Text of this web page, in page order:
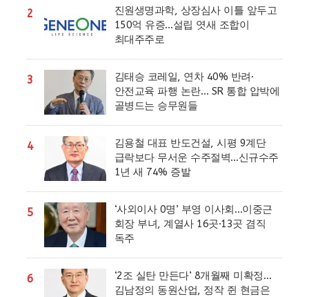
2
진원생명과학, 상장심사 이틀 앞두고
150억 유증…설립 엿새 조합이
최대주주로
3
김태승 코레일, 연차 40% 반려·
안전교육 파행 논란… SR 통합 압박에
골병드는 승무원들
4
김용철 대표 반도건설, 시평 9계단
급락보다 무서운 수주절벽…신규수주
1년 새 74% 증발
5
‘사외이사 0명’ 부영 이사회…이중근
회장 부녀, 계열사 16곳·13곳 겸직
독주
6
‘2조 실탄 만든다’ 8개월째 미확정…
김남정의 동원산업, 정작 쥔 현금은